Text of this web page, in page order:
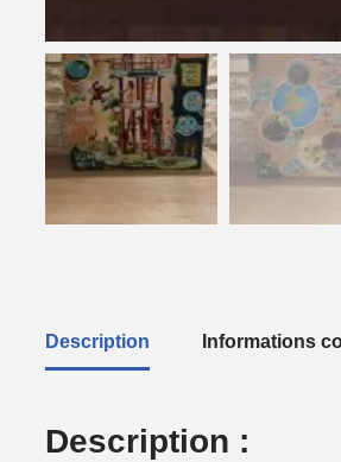
Description Informations
Description :